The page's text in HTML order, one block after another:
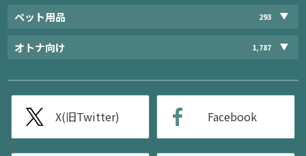
ペット用品 293
オトナ向け 1,787
X(旧Twitter) Facebook